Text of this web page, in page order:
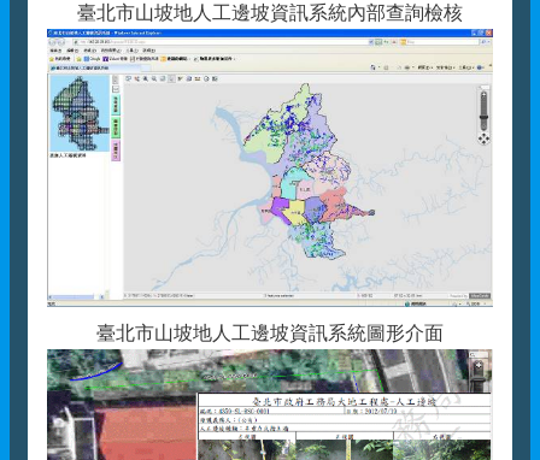
臺北市山坡地人工邊坡資訊系統內部查詢檢核
臺北市山坡地人工邊坡資訊系統圖形介面